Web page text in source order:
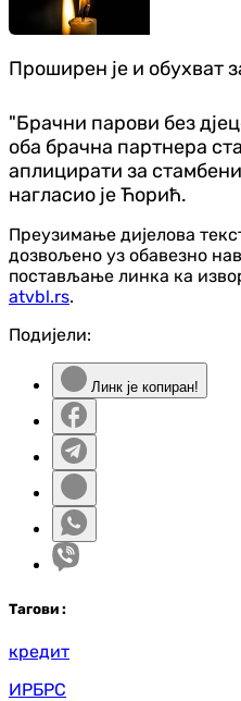
Проширен је и обухват
"Брачни парови без
оба брачна партнера
аплицирати за
нагласио је Ћорић.
Преузимање дијелова
дозвољено уз обавезно
постављање линка ка
atvbl.rs.
Подијели:
Линк је копиран!
Тагови :
кредит
ИРБРС